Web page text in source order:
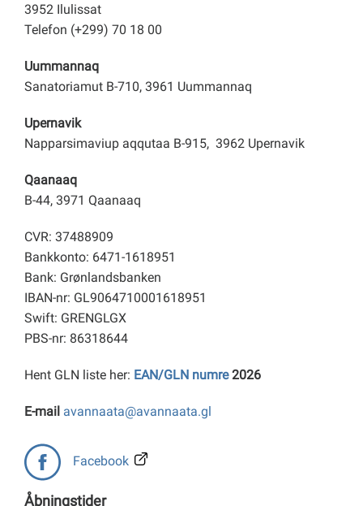
3952 Ilulissat
Telefon (+299) 70 18 00
Uummannaq
Sanatoriamut B-710, 3961 Uummannaq
Upernavik
Napparsimaviup aqqutaa B-915, 3962 Upernavik
Qaanaaq
B-44, 3971 Qaanaaq
CVR: 37488909
Bankkonto: 6471-1618951
Bank: Grønlandsbanken
IBAN-nr: GL9064710001618951
Swift: GRENGLGX
PBS-nr: 86318644
Hent GLN liste her: EAN/GLN numre2026
E-mail avannaata@avannaata.gl
Facebook
Åbningstider